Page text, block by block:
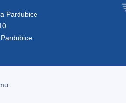
Pardubice